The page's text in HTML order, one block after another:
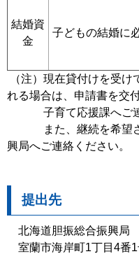
結婚資
金
子どもの結婚に
（注）現在貸付けを受け
れる場合は、申請書を交
子育て応援課へご連
また、継続を希望さ
興局へご連絡ください。
提出先
北海道胆振総合振興局
室蘭市海岸町1丁目4番